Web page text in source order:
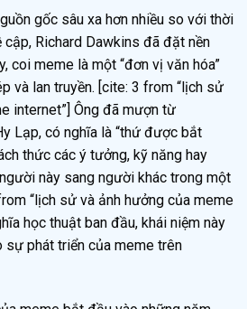
gốc sâu xa hơn nhiều so với thời
Richard Dawkins đã đặt nền
coi meme là một “đơn vị văn hóa”
và lan truyền. [cite: 3 from “lịch sử
internet”] Ông đã mượn từ
Lạp, có nghĩa là “thứ được bắt
thức các ý tưởng, kỹ năng hay
này sang người khác trong một
“lịch sử và ảnh hưởng của meme
học thuật ban đầu, khái niệm này
sự phát triển của meme trên